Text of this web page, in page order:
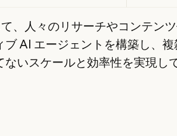
、人々のリサーチやコンテン
AI エージェントを構築し、複
いスケールと効率性を実現し